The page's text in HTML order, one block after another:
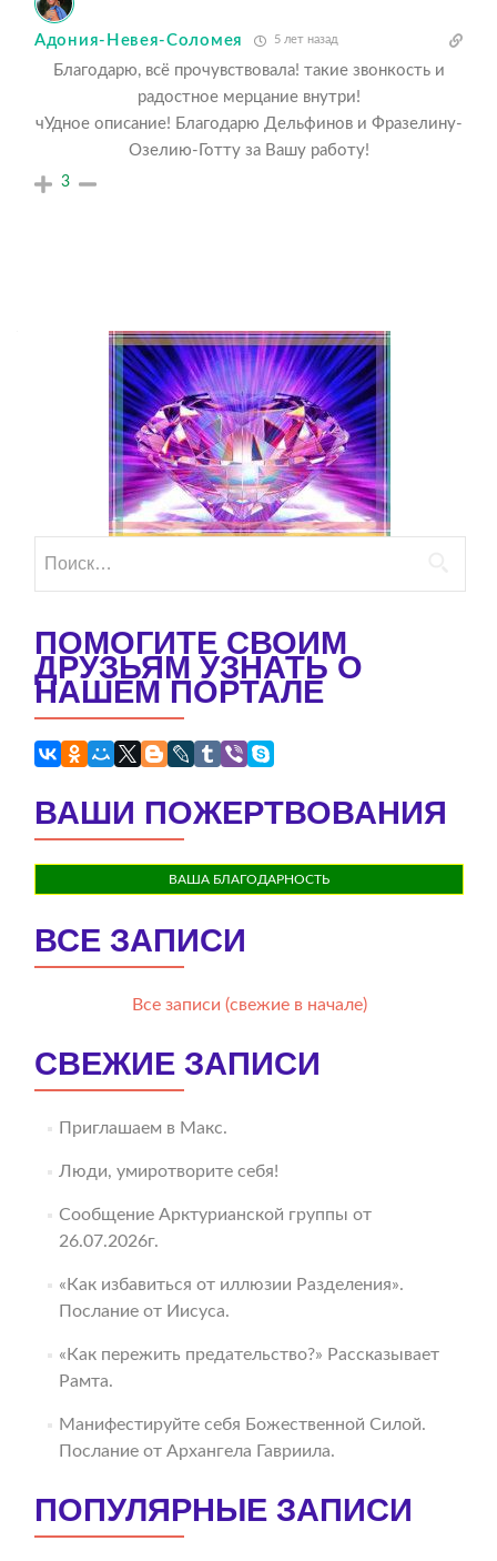
Адония-Невея-Соломея 5 лет назад
Благодарю, всё прочувствовала! такие звонкость и
радостное мерцание внутри!
чУдное описание! Благодарю Дельфинов и Фразелину-
Озелию-Готту за Вашу работу!
3
ПОМОГИТЕ СВОИМ
ДРУЗЬЯМ УЗНАТЬ О
НАШЕМ ПОРТАЛЕ
ВАШИ ПОЖЕРТВОВАНИЯ
ВАША БЛАГОДАРНОСТЬ
ВСЕ ЗАПИСИ
Все записи (свежие в начале)
СВЕЖИЕ ЗАПИСИ
Приглашаем в Макс.
Люди, умиротворите себя!
Сообщение Арктурианской группы от
26.07.2026г.
«Как избавиться от иллюзии Разделения».
Послание от Иисуса.
«Как пережить предательство?» Рассказывает
Рамта.
Манифестируйте себя Божественной Силой.
Послание от Архангела Гавриила.
ПОПУЛЯРНЫЕ ЗАПИСИ